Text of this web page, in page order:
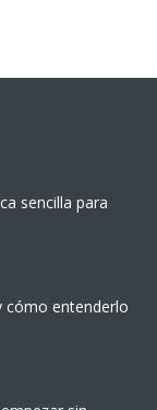
sencilla para
cómo entenderlo